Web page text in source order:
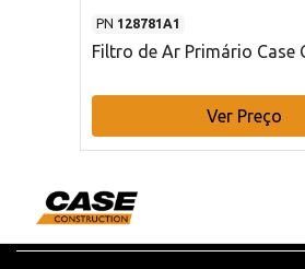
PN 128781A1
Filtro de Ar Primário Case
Ver Preço